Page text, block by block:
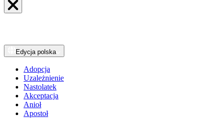
Edycja polska
Adopcja
Uzależnienie
Nastolatek
Akceptacja
Anioł
Apostoł